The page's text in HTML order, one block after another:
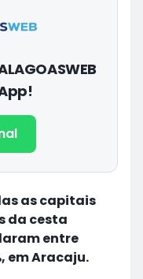
as capitais
da cesta
entre
em Aracaju.